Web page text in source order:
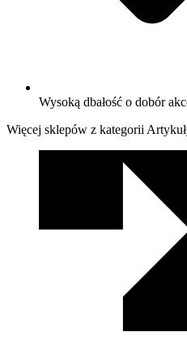
Wysoką dbałość o dobór
Więcej sklepów z kategorii